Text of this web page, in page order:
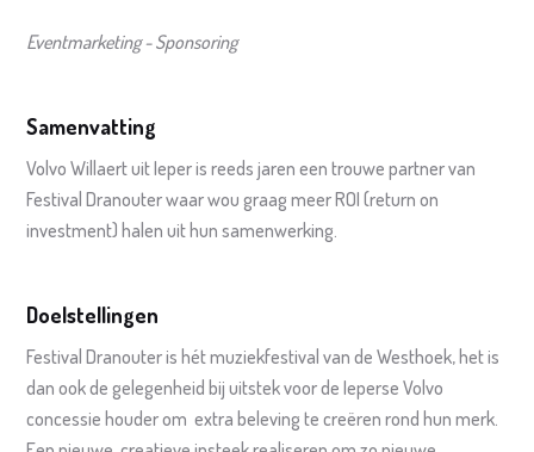
Eventmarketing - Sponsoring
Samenvatting
Volvo Willaert uit Ieper is reeds jaren een trouwe partner van
Festival Dranouter waar wou graag meer ROI (return on
investment) halen uit hun samenwerking.
Doelstellingen
Festival Dranouter is hét muziekfestival van de Westhoek, het is
dan ook de gelegenheid bij uitstek voor de Ieperse Volvo
concessie houder om extra beleving te creëren rond hun merk.